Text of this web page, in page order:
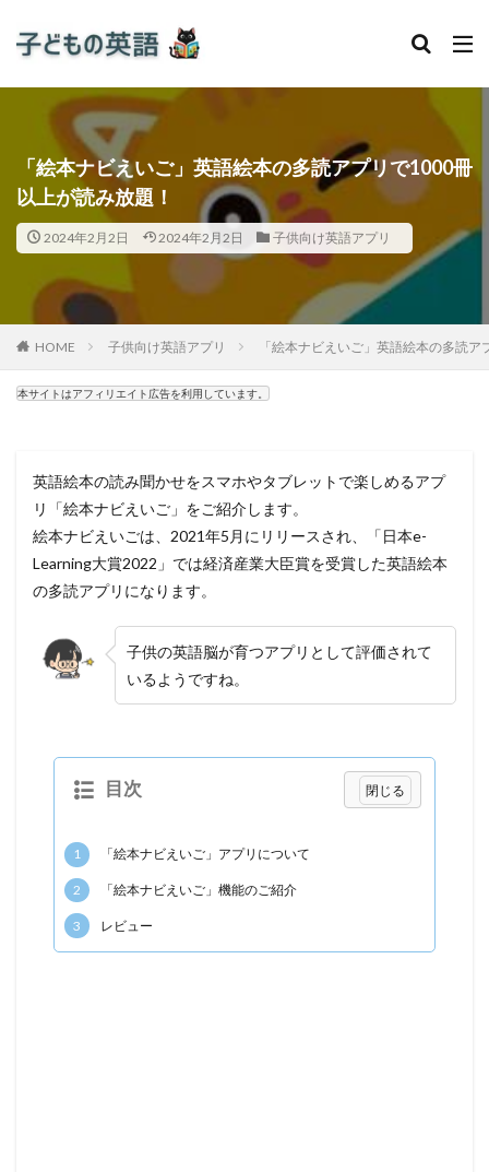
「絵本ナビえいご」英語絵本の多読アプリで1000冊
以上が読み放題！
2024年2月2日 2024年2月2日 子供向け英語アプリ
HOME 子供向け英語アプリ 「絵本ナビえいご」英語絵本の多読
本サイトはアフィリエイト広告を利用しています。
英語絵本の読み聞かせをスマホやタブレットで楽しめるアプ
リ「絵本ナビえいご」をご紹介します。
絵本ナビえいごは、2021年5月にリリースされ、「日本e-
Learning大賞2022」では経済産業大臣賞を受賞した英語絵本
の多読アプリになります。
子供の英語脳が育つアプリとして評価されて
いるようですね。
目次
1 「絵本ナビえいご」アプリについて
2 「絵本ナビえいご」機能のご紹介
3 レビュー